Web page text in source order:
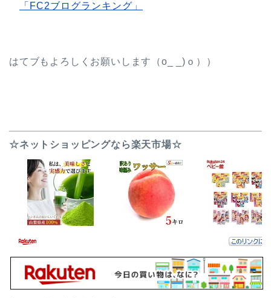
「FC2ブログランキング」
はてブもよろしくお願いします（o_ _)ｏ））
☆ネットショッピングなら楽天市場☆